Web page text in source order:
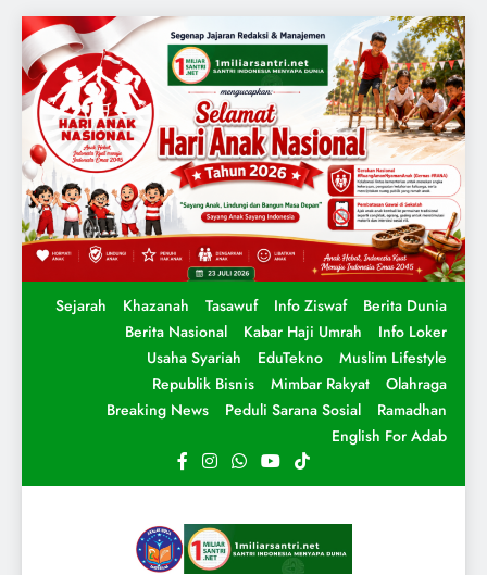
Sejarah Khazanah Tasawuf Info Ziswaf
Berita Dunia
Berita Nasional
Kabar Haji Umrah
Info Loker
Usaha Syariah
EduTekno
Muslim Lifestyle
Republik Bisnis
Mimbar Rakyat
Olahraga
Breaking News
Peduli Sarana Sosial
Ramadhan
English For Adab